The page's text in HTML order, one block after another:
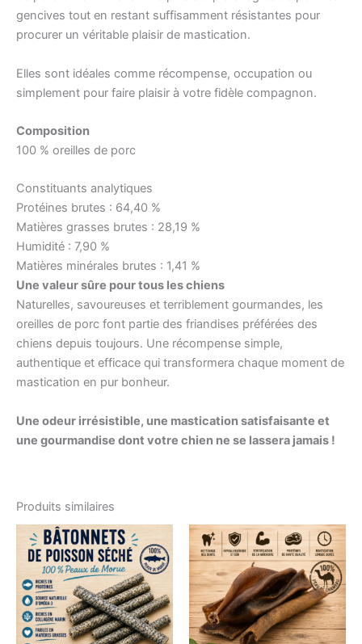
gencives tout en restant suffisamment résistantes pour
procurer un véritable plaisir de mastication.
Elles sont idéales comme récompense, occupation ou
simplement pour faire plaisir à votre fidèle compagnon.
Composition
100 % oreilles de porc
Constituants analytiques
Protéines brutes : 64,40 %
Matières grasses brutes : 28,19 %
Humidité : 7,90 %
Matières minérales brutes : 1,41 %
Une valeur sûre pour tous les chiens
Naturelles, savoureuses et terriblement gourmandes, les
oreilles de porc font partie des friandises préférées des
chiens depuis toujours. Une récompense simple,
authentique et efficace qui transformera chaque moment de
mastication en pur bonheur.
Une odeur irrésistible, une mastication satisfaisante et
une gourmandise dont votre chien ne se lassera jamais !
Produits similaires